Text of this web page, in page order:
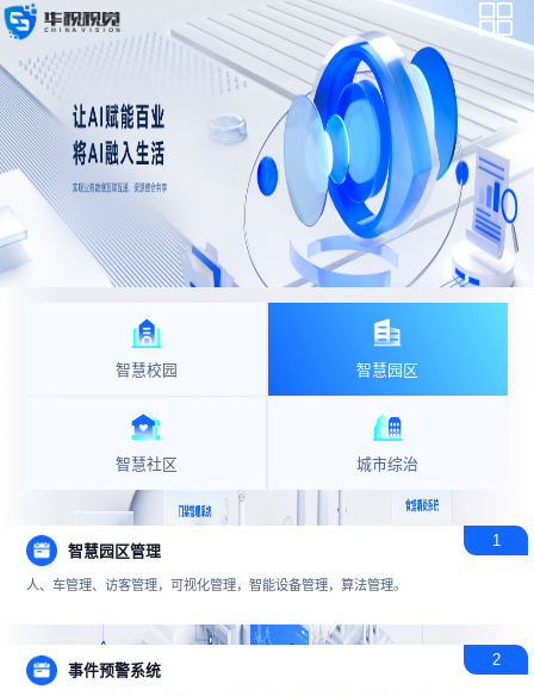
智慧校园 智慧园区
智慧社区 城市综治
1
智慧园区管理
人、车管理、访客管理，可视化管理，智能设备管理，算法管理。
2
事件预警系统